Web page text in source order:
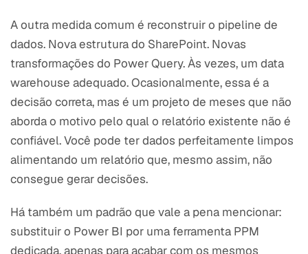
A outra medida comum é reconstruir o pipeline de
dados. Nova estrutura do SharePoint. Novas
transformações do Power Query. Às vezes, um data
warehouse adequado. Ocasionalmente, essa é a
decisão correta, mas é um projeto de meses que não
aborda o motivo pelo qual o relatório existente não é
confiável. Você pode ter dados perfeitamente limpos
alimentando um relatório que, mesmo assim, não
consegue gerar decisões.
Há também um padrão que vale a pena mencionar:
substituir o Power BI por uma ferramenta PPM
dedicada, apenas para acabar com os mesmos